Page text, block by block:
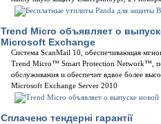
Trend Micro объявляет о
Microsoft Exchange
Система ScanMail 10, обеспечивающая
Trend Micro™ Smart Protection Network™,
обслуживания и обеспечит вдвое более
Microsoft Exchange Server 2010
Cплачено тендерні гарантії